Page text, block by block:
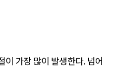
이 가장 많이 발생한다. 넘어